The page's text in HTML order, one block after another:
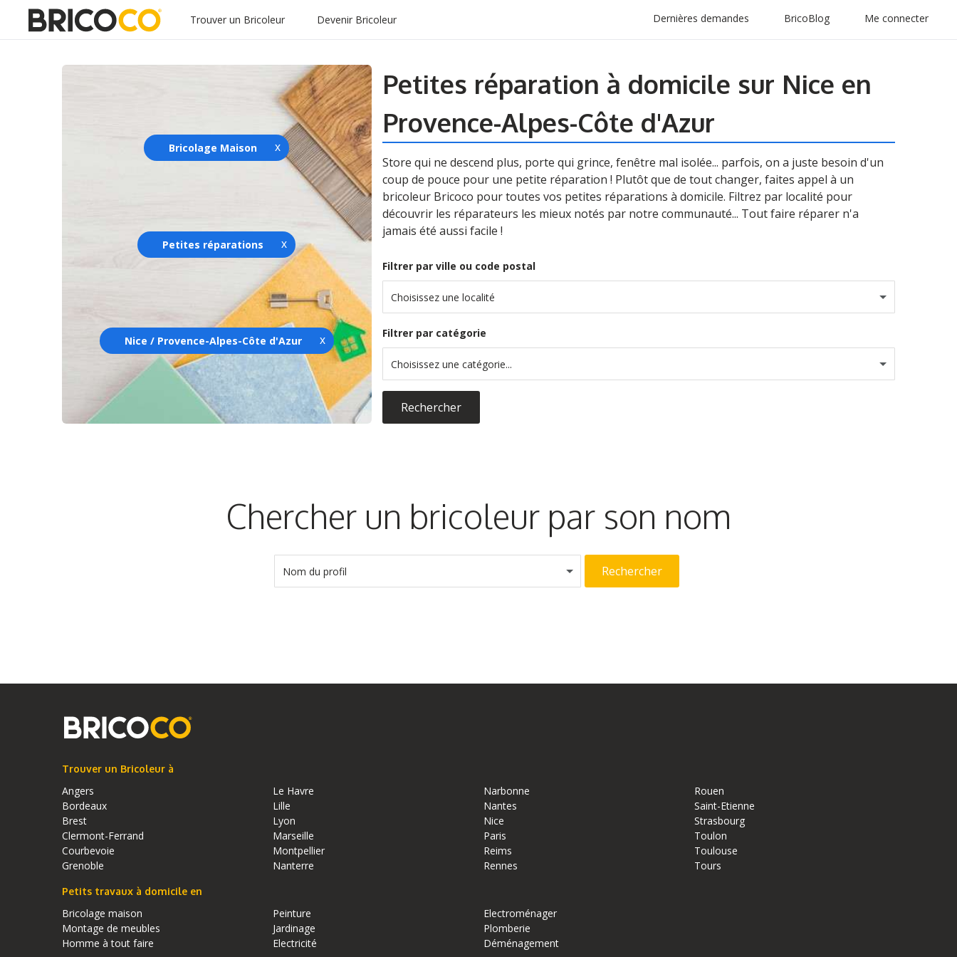
Trouver un Bricoleur Devenir Bricoleur Dernières demandes BricoBlog Me connecter
Bricolage Maison
Petites réparations
Nice / Provence-Alpes-Côte d'Azur
Petites réparation à domicile sur Nice en
Provence-Alpes-Côte d'Azur
Store qui ne descend plus, porte qui grince, fenêtre mal isolée... parfois, on a juste besoin d'un
coup de pouce pour une petite réparation ! Plutôt que de tout changer, faites appel à un
bricoleur Bricoco pour toutes vos petites réparations à domicile. Filtrez par localité pour
découvrir les réparateurs les mieux notés par notre communauté... Tout faire réparer n'a
jamais été aussi facile !
Filtrer par ville ou code postal
Choisissez une localité
Filtrer par catégorie
Choisissez une catégorie...
Rechercher
Chercher un bricoleur par son nom
Nom du profil Rechercher
Trouver un Bricoleur à
Angers
Bordeaux
Brest
Clermont-Ferrand
Courbevoie
Grenoble
Le Havre
Lille
Lyon
Marseille
Montpellier
Nanterre
Narbonne
Nantes
Nice
Paris
Reims
Rennes
Rouen
Saint-Etienne
Strasbourg
Toulon
Toulouse
Tours
Petits travaux à domicile en
Bricolage maison
Montage de meubles
Homme à tout faire
Peinture
Jardinage
Electricité
Electroménager
Plomberie
Déménagement